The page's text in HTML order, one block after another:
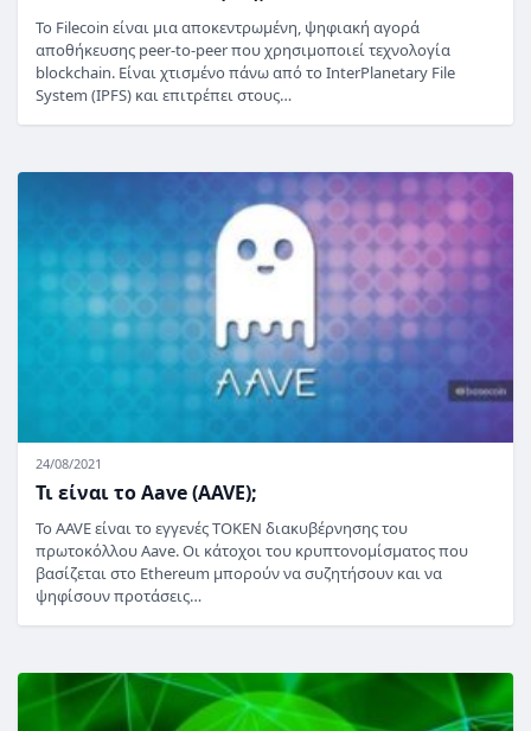
Το Filecoin είναι μια αποκεντρωμένη, ψηφιακή αγορά
αποθήκευσης peer-to-peer που χρησιμοποιεί τεχνολογία
blockchain. Είναι χτισμένο πάνω από το InterPlanetary File
System (IPFS) και επιτρέπει στους…
24/08/2021
Τι είναι το Aave (AAVE);
Το AAVE είναι το εγγενές TOKEN διακυβέρνησης του
πρωτοκόλλου Aave. Οι κάτοχοι του κρυπτονομίσματος που
βασίζεται στο Ethereum μπορούν να συζητήσουν και να
ψηφίσουν προτάσεις…